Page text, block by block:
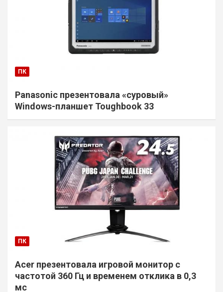
ПК
Panasonic презентовала «суровый»
Windows-планшет Toughbook 33
ПК
Acer презентовала игровой монитор с
частотой 360 Гц и временем отклика в 0,3
мс